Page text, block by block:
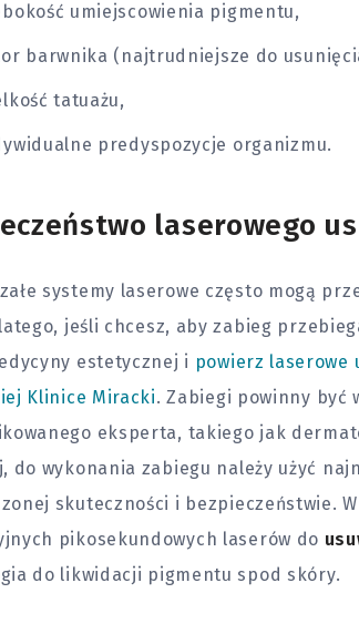
umiejscowienia pigmentu,
barwnika (najtrudniejsze do
tatuażu,
predyspozycje organizmu.
laserowego
systemy laserowe często mogą
jeśli chcesz, aby zabieg
estetycznej i powierz laserowe
Klinice Miracki. Zabiegi powinny być
eksperta, takiego jak
do wykonania zabiegu należy użyć
skuteczności i bezpieczeństwie.
pikosekundowych laserów do
do likwidacji pigmentu spod skóry.